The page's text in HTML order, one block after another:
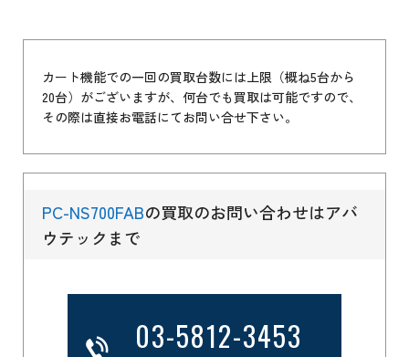
カート機能での一回の買取台数には上限（概ね5台から
20台）がございますが、何台でも買取は可能ですので、
その際は直接お電話にてお問い合せ下さい。
PC-NS700FABの買取のお問い合わせはアバ
ウテックまで
03-5812-3453